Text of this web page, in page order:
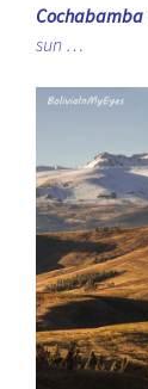
Cochabamba
sun …